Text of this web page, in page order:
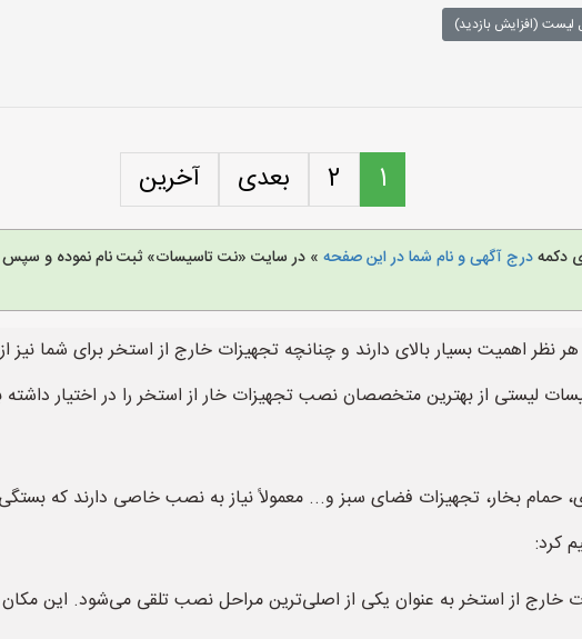
لیست (افزایش بازدید)
1
2 بعدی آخرین
دکمهدرج آگهی و نام شما در این صفحه » در سایت «نت تاسیسات» ثبت نام نموده و سپس
نظر اهمیت بسیار بالای دارند و چنانچه تجهیزات خارج از استخر برای شما نیز
لیستی از بهترین متخصصان نصب تجهیزات خار از استخر را در اختیار
حمام بخار، تجهیزات فضای سبز و... معمولاً نیاز به نصب خاصی دارند که
کرد:
خارج از استخر به عنوان یکی از اصلی‌ترین مراحل نصب تلقی می‌شود. این